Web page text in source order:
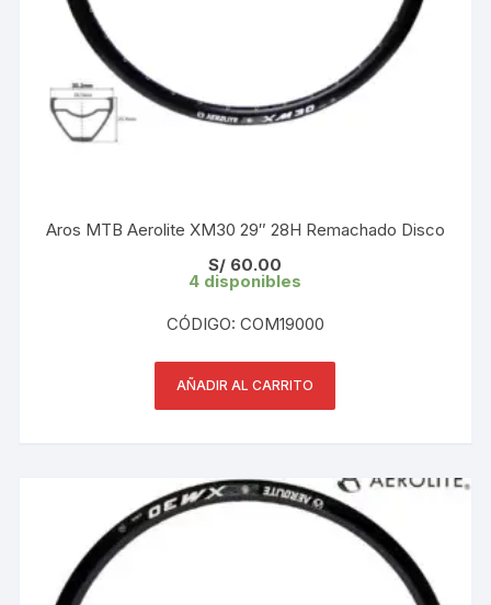
Aros MTB Aerolite XM30 29″ 28H Remachado Disco
S/ 60.00
4 disponibles
CÓDIGO: COM19000
AÑADIR AL CARRITO